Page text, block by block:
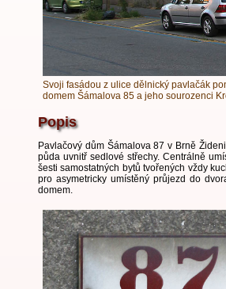
Svoji fasádou z ulice dělnický pavlačák
domem Šámalova 85 a jeho sourozenci
Popis
Pavlačový dům Šámalova 87 v Brně
půda uvnitř sedlové střechy. Centrálně
šesti samostatných bytů tvořených vždy
pro asymetricky umístěný průjezd do
domem.